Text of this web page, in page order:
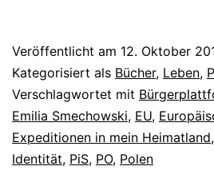
Veröffentlicht am 12. Oktober
Kategorisiert als Bücher, Leben,
Verschlagwortet mit
Emilia Smechowski, EU,
Expeditionen in mein Heimatland,
Identität, PiS, PO, Polen